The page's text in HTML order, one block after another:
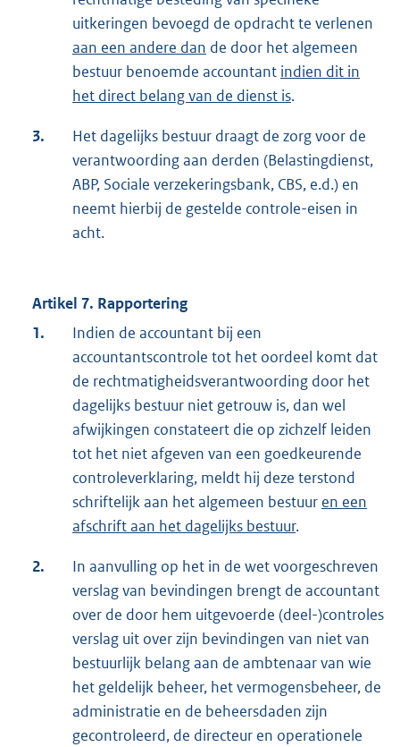
uitkeringen bevoegd de opdracht te verlenen
aan een andere dan de door het algemeen
bestuur benoemde accountant indien dit in
het direct belang van de dienst is.
3.
Het dagelijks bestuur draagt de zorg voor de
verantwoording aan derden (Belastingdienst,
ABP, Sociale verzekeringsbank, CBS, e.d.) en
neemt hierbij de gestelde controle-eisen in
acht.
Artikel 7. Rapportering
1.
Indien de accountant bij een
accountantscontrole tot het oordeel komt dat
de rechtmatigheidsverantwoording door het
dagelijks bestuur niet getrouw is, dan wel
afwijkingen constateert die op zichzelf leiden
tot het niet afgeven van een goedkeurende
controleverklaring, meldt hij deze terstond
schriftelijk aan het algemeen bestuur en een
afschrift aan het dagelijks bestuur.
2.
In aanvulling op het in de wet voorgeschreven
verslag van bevindingen brengt de accountant
over de door hem uitgevoerde (deel-)controles
verslag uit over zijn bevindingen van niet van
bestuurlijk belang aan de ambtenaar van wie
het geldelijk beheer, het vermogensbeheer, de
administratie en de beheersdaden zijn
gecontroleerd, de directeur en operationele